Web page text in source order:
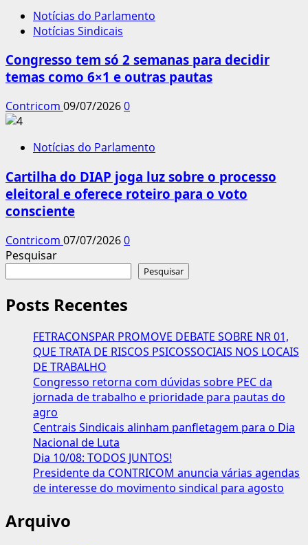
Notícias do Parlamento
Notícias Sindicais
Congresso tem só 2 semanas para decidir
temas como 6×1 e outras pautas
Contricom 09/07/20260
Notícias do Parlamento
Cartilha do DIAP joga luz sobre o processo
eleitoral e oferece roteiro para o voto
consciente
Contricom 07/07/20260
Pesquisar
Pesquisar
Posts Recentes
FETRACONSPAR PROMOVE DEBATE SOBRE NR 01,
QUE TRATA DE RISCOS PSICOSSOCIAIS NOS LOCAIS
DE TRABALHO
Congresso retorna com dúvidas sobre PEC da
jornada de trabalho e prioridade para pautas do
agro
Centrais Sindicais alinham panfletagem para o Dia
Nacional de Luta
Dia 10/08: TODOS JUNTOS!
Presidente da CONTRICOM anuncia várias agendas
de interesse do movimento sindical para agosto
Arquivo